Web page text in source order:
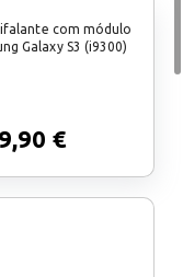
com módulo
Galaxy S3 (i9300)
€